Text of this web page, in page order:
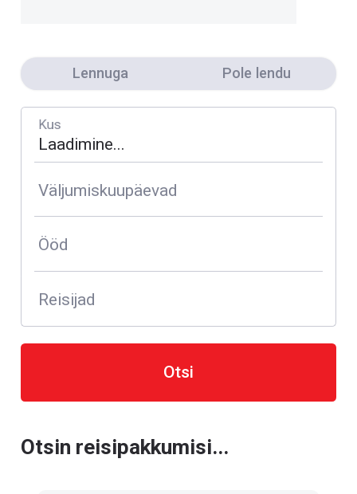
Lennuga Pole lendu
Kus
Väljumiskuupäevad
Ööd
Reisijad
Otsi
Otsin reisipakkumisi...